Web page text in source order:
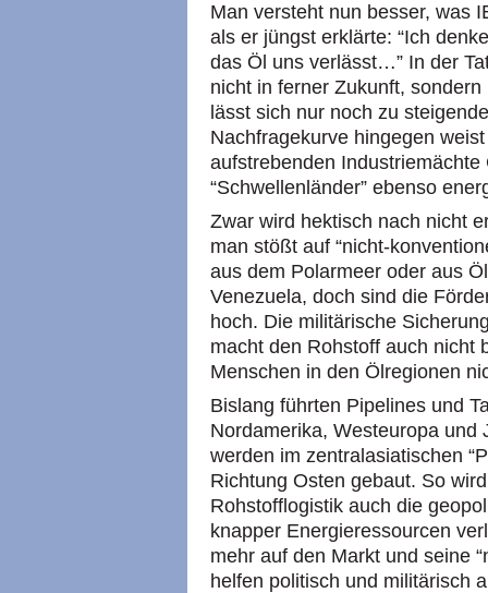
Man versteht nun besser, was
als er jüngst erklärte: “Ich
das Öl uns verlässt…” In der
nicht in ferner Zukunft,
lässt sich nur noch zu
Nachfragekurve hingegen
aufstrebenden
“Schwellenländer” ebenso
Zwar wird hektisch nach nicht
man stößt auf “nicht-
aus dem Polarmeer oder aus
Venezuela, doch sind die
hoch. Die militärische
macht den Rohstoff auch nicht
Menschen in den Ölregionen
Bislang führten Pipelines und
Nordamerika, Westeuropa und
werden im zentralasiatischen
Richtung Osten gebaut. So
Rohstofflogistik auch die
knapper Energieressourcen
mehr auf den Markt und seine
helfen politisch und militärisch